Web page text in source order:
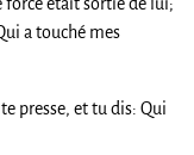
a touché mes
presse, et tu dis: Qui